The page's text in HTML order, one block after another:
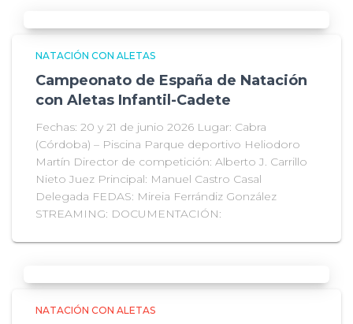
NATACIÓN CON ALETAS
Campeonato de España de Natación
con Aletas Infantil-Cadete
Fechas: 20 y 21 de junio 2026 Lugar: Cabra
(Córdoba) – Piscina Parque deportivo Heliodoro
Martín Director de competición: Alberto J. Carrillo
Nieto Juez Principal: Manuel Castro Casal
Delegada FEDAS: Mireia Ferrándiz González
STREAMING: DOCUMENTACIÓN:
NATACIÓN CON ALETAS